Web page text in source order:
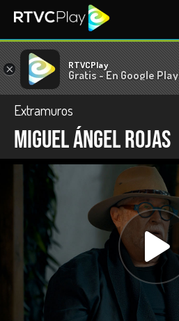
× RTVCPlay
Gratis - En Google Play
Extramuros
Miguel Ángel Rojas